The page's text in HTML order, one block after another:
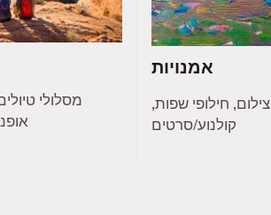
מסלולי
אמנויות
צילום, חילופי שפות,
קולנוע/סרטים